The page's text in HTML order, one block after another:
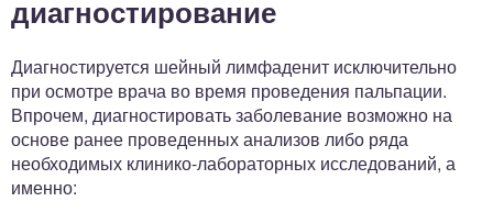
диагностирование
Диагностируется шейный лимфаденит исключительно
при осмотре врача во время проведения пальпации.
Впрочем, диагностировать заболевание возможно на
основе ранее проведенных анализов либо ряда
необходимых клинико-лабораторных исследований, а
именно: